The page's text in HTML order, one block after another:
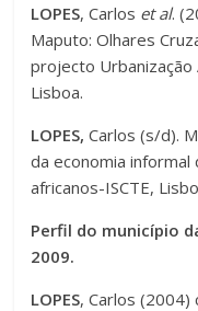
LOPES, Carlos et al.
Maputo: Olhares
projecto Urbanização
Lisboa.
LOPES,Carlos (s/d).
da economia
africanos-ISCTE,
Perfil do município
2009.
LOPES, Carlos (2004)